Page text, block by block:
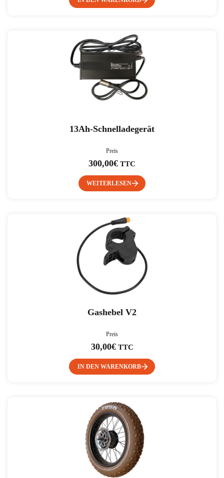
13Ah-Schnelladegerät
Preis
300,00€ TTC
WEITERLESEN
Gashebel V2
Preis
30,00€TTC
IN DEN WARENKORB